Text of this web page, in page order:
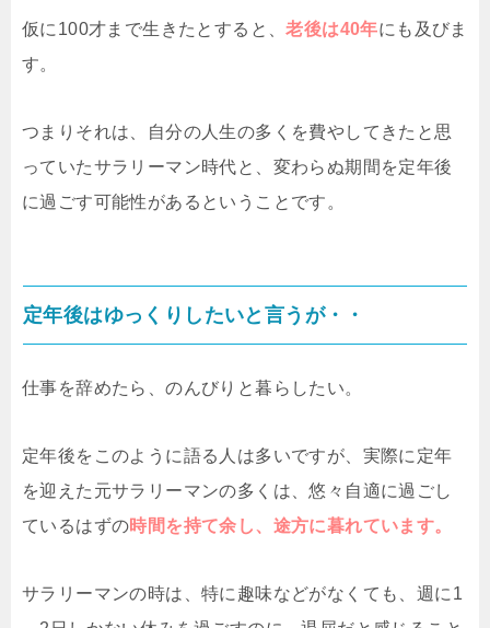
仮に100才まで生きたとすると、老後は40年にも及びま
す。
つまりそれは、自分の人生の多くを費やしてきたと思
っていたサラリーマン時代と、変わらぬ期間を定年後
に過ごす可能性があるということです。
定年後はゆっくりしたいと言うが・・
仕事を辞めたら、のんびりと暮らしたい。
定年後をこのように語る人は多いですが、実際に定年
を迎えた元サラリーマンの多くは、悠々自適に過ごし
ているはずの時間を持て余し、途方に暮れています。
サラリーマンの時は、特に趣味などがなくても、週に1